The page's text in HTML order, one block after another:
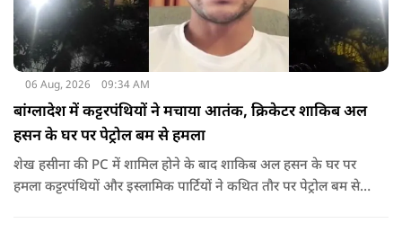
06 Aug, 2026 09:34 AM
बांग्लादेश में कट्टरपंथियों ने मचाया आतंक, क्रिकेटर शाकिब अल
हसन के घर पर पेट्रोल बम से हमला
शेख हसीना की PC में शामिल होने के बाद शाकिब अल हसन के घर पर
हमला कट्टरपंथियों और इस्लामिक पार्टियों ने कथित तौर पर पेट्रोल बम से